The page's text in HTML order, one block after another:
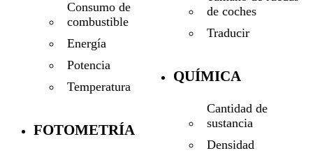
Consumo de
combustible
Energía
Potencia
Temperatura
FOTOMETRÍA
de coches
Traducir
QUÍMICA
Cantidad de
sustancia
Densidad